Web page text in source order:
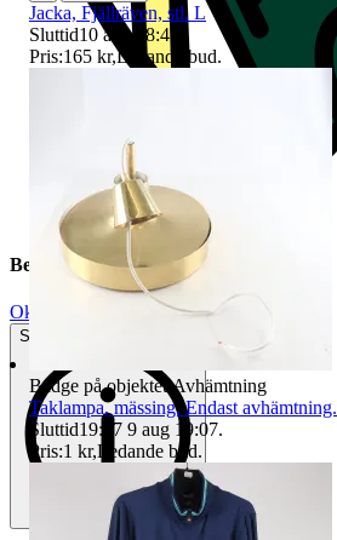
Beskrivning
Okej använt skick
Synliga tecken på slitage
Jacka, Fjällräven, stl. L
Sluttid10 aug 18:45
Pris:165 kr,Ledande bud.
Badge på objektet:Avhämtning
Taklampa, mässing. Endast avhämtning.
Sluttid19:07 9 aug 19:07.
Pris:1 kr,Ledande bud.